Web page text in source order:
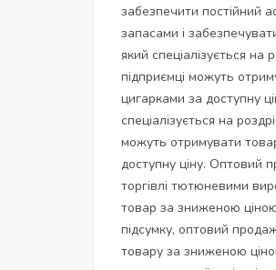
забезпечити постійний
запасами і
який спеціалізується
підприємці можуть
цигарками за доступну
спеціалізується на
можуть отримувати
доступну ціну. Оптовий
торгівлі тютюневими
товар за зниженою ціною
підсумку, оптовий
товару за зниженою